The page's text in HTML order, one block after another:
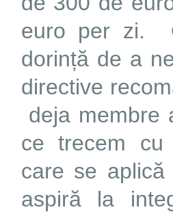
euro per zi.
dorință de a
directive
deja membre
ce trecem cu
care se
aspiră la